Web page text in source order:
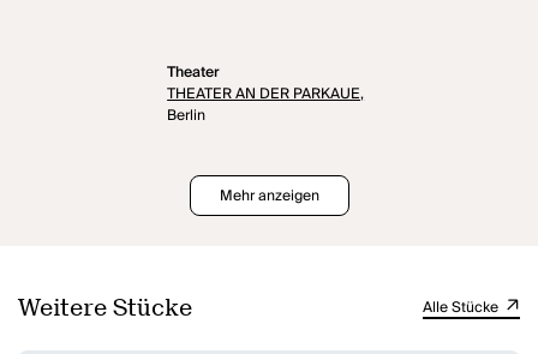
Theater
THEATER AN DER PARKAUE,
Berlin
Mehr anzeigen
Weitere Stücke Alle Stücke